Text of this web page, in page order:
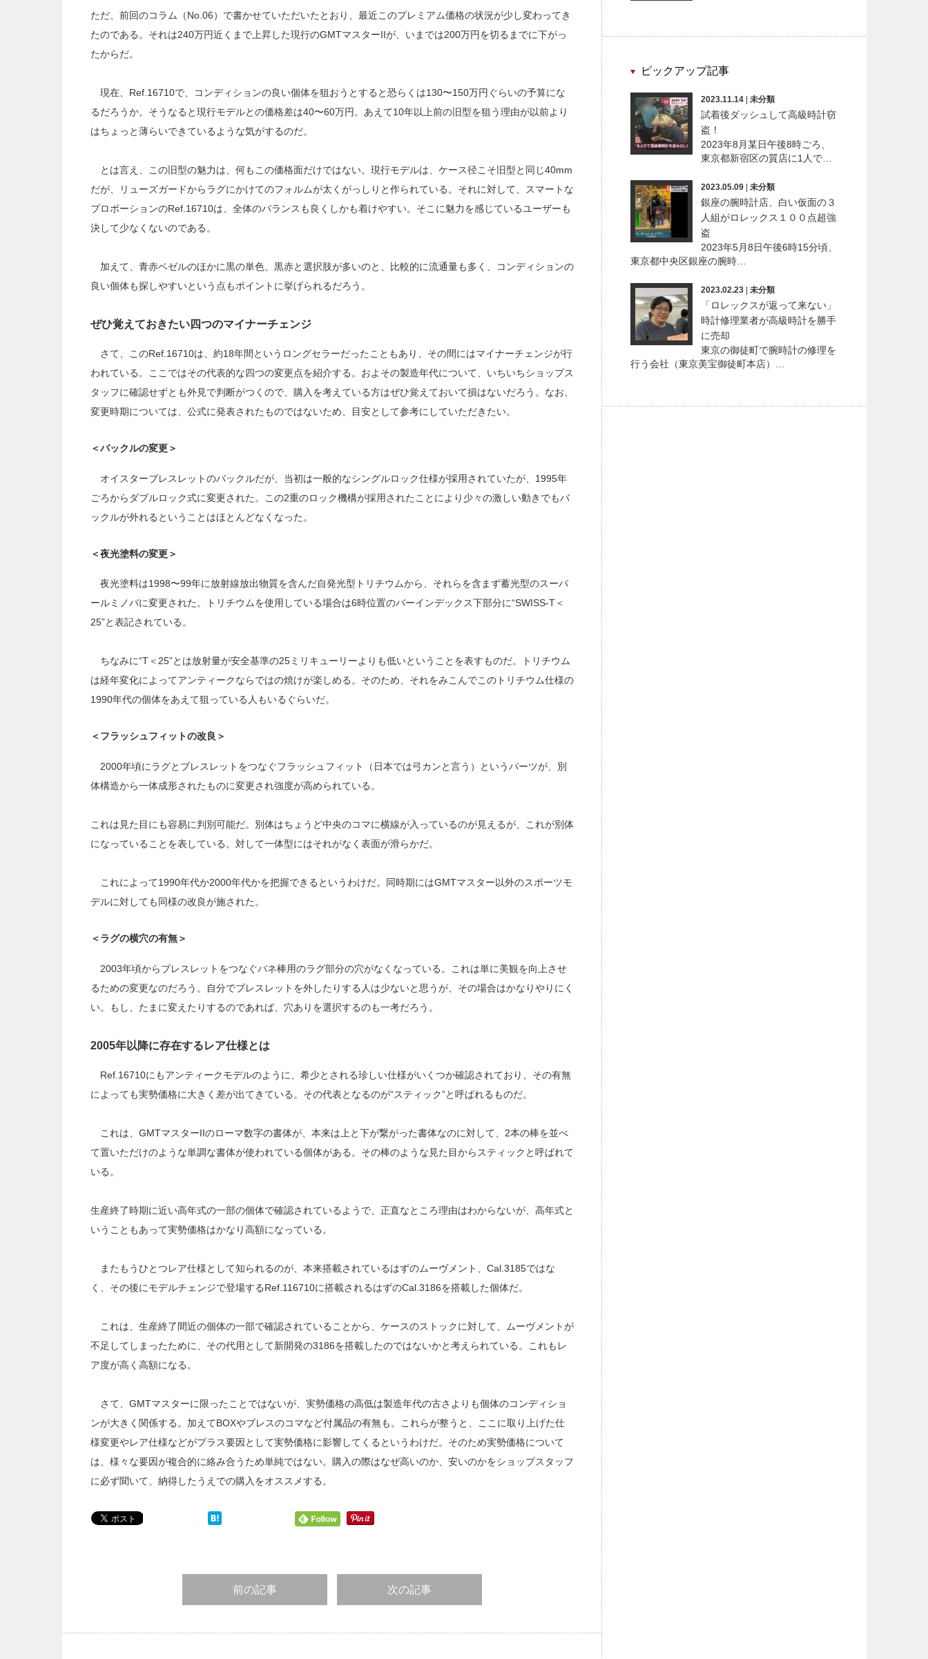
ただ、前回のコラム（No.06）で書かせていただいたとおり、最近このプレミアム価格の状況が少し変わってき
たのである。それは240万円近くまで上昇した現行のGMTマスターIIが、いまでは200万円を切るまでに下がっ
たからだ。
現在、Ref.16710で、コンディションの良い個体を狙おうとすると恐らくは130〜150万円ぐらいの予算にな
るだろうか。そうなると現行モデルとの価格差は40〜60万円。あえて10年以上前の旧型を狙う理由が以前より
はちょっと薄らいできているような気がするのだ。
とは言え、この旧型の魅力は、何もこの価格面だけではない。現行モデルは、ケース径こそ旧型と同じ40mm
だが、リューズガードからラグにかけてのフォルムが太くがっしりと作られている。それに対して、スマートな
プロポーションのRef.16710は、全体のバランスも良くしかも着けやすい。そこに魅力を感じているユーザーも
決して少なくないのである。
加えて、青赤ベゼルのほかに黒の単色、黒赤と選択肢が多いのと、比較的に流通量も多く、コンディションの
良い個体も探しやすいという点もポイントに挙げられるだろう。
ぜひ覚えておきたい四つのマイナーチェンジ
さて、このRef.16710は、約18年間というロングセラーだったこともあり、その間にはマイナーチェンジが行
われている。ここではその代表的な四つの変更点を紹介する。およその製造年代について、いちいちショップス
タッフに確認せずとも外見で判断がつくので、購入を考えている方はぜひ覚えておいて損はないだろう。なお、
変更時期については、公式に発表されたものではないため、目安として参考にしていただきたい。
＜バックルの変更＞
オイスターブレスレットのバックルだが、当初は一般的なシングルロック仕様が採用されていたが、1995年
ごろからダブルロック式に変更された。この2重のロック機構が採用されたことにより少々の激しい動きでもバ
ックルが外れるということはほとんどなくなった。
＜夜光塗料の変更＞
夜光塗料は1998〜99年に放射線放出物質を含んだ自発光型トリチウムから、それらを含まず蓄光型のスーパ
ールミノバに変更された。トリチウムを使用している場合は6時位置のバーインデックス下部分に“SWISS-T＜
25”と表記されている。
ちなみに“T＜25”とは放射量が安全基準の25ミリキューリーよりも低いということを表すものだ。トリチウム
は経年変化によってアンティークならではの焼けが楽しめる。そのため、それをみこんでこのトリチウム仕様の
1990年代の個体をあえて狙っている人もいるぐらいだ。
＜フラッシュフィットの改良＞
2000年頃にラグとブレスレットをつなぐフラッシュフィット（日本では弓カンと言う）というパーツが、別
体構造から一体成形されたものに変更され強度が高められている。
これは見た目にも容易に判別可能だ。別体はちょうど中央のコマに横線が入っているのが見えるが、これが別体
になっていることを表している。対して一体型にはそれがなく表面が滑らかだ。
これによって1990年代か2000年代かを把握できるというわけだ。同時期にはGMTマスター以外のスポーツモ
デルに対しても同様の改良が施された。
＜ラグの横穴の有無＞
2003年頃からブレスレットをつなぐバネ棒用のラグ部分の穴がなくなっている。これは単に美観を向上させ
るための変更なのだろう。自分でブレスレットを外したりする人は少ないと思うが、その場合はかなりやりにく
い。もし、たまに変えたりするのであれば、穴ありを選択するのも一考だろう。
2005年以降に存在するレア仕様とは
Ref.16710にもアンティークモデルのように、希少とされる珍しい仕様がいくつか確認されており、その有無
によっても実勢価格に大きく差が出てきている。その代表となるのが“スティック”と呼ばれるものだ。
これは、GMTマスターIIのローマ数字の書体が、本来は上と下が繋がった書体なのに対して、2本の棒を並べ
て置いただけのような単調な書体が使われている個体がある。その棒のような見た目からスティックと呼ばれて
いる。
生産終了時期に近い高年式の一部の個体で確認されているようで、正直なところ理由はわからないが、高年式と
いうこともあって実勢価格はかなり高額になっている。
またもうひとつレア仕様として知られるのが、本来搭載されているはずのムーヴメント、Cal.3185ではな
く、その後にモデルチェンジで登場するRef.116710に搭載されるはずのCal.3186を搭載した個体だ。
これは、生産終了間近の個体の一部で確認されていることから、ケースのストックに対して、ムーヴメントが
不足してしまったために、その代用として新開発の3186を搭載したのではないかと考えられている。これもレ
ア度が高く高額になる。
さて、GMTマスターに限ったことではないが、実勢価格の高低は製造年代の古さよりも個体のコンディショ
ンが大きく関係する。加えてBOXやブレスのコマなど付属品の有無も。これらが整うと、ここに取り上げた仕
様変更やレア仕様などがプラス要因として実勢価格に影響してくるというわけだ。そのため実勢価格について
は、様々な要因が複合的に絡み合うため単純ではない。購入の際はなぜ高いのか、安いのかをショップスタッフ
に必ず聞いて、納得したうえでの購入をオススメする。
前の記事 次の記事
ピックアップ記事
2023.11.14 未分類
試着後ダッシュして高級時計窃
盗！
2023年8月某日午後8時ごろ、
東京都新宿区の質店に1人で…
2023.05.09 未分類
銀座の腕時計店、白い仮面の３
人組がロレックス１００点超強
盗
2023年5月8日午後6時15分頃、
東京都中央区銀座の腕時…
2023.02.23 未分類
「ロレックスが返って来ない」
時計修理業者が高級時計を勝手
に売却
東京の御徒町で腕時計の修理を
行う会社（東京美宝御徒町本店）…